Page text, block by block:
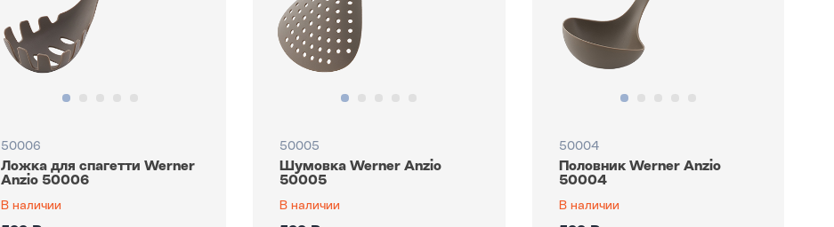
50006
Ложка для спагетти Werner
Anzio 50006
В наличии
50005
Шумовка Werner Anzio
50005
В наличии
50004
Половник Werner Anzio
50004
В наличии